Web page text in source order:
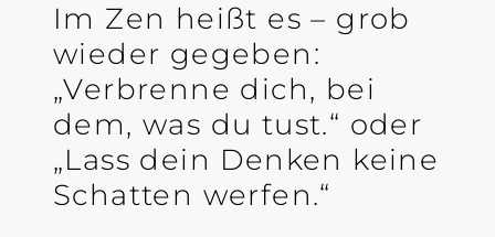
Im Zen heißt es – grob
wieder gegeben:
„Verbrenne dich, bei
dem, was du tust.“ oder
„Lass dein Denken keine
Schatten werfen.“